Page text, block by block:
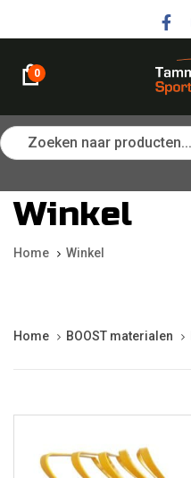
navigation
content
0
Zoeken naar producten...
Winkel
Home Winkel
Home BOOST materialen